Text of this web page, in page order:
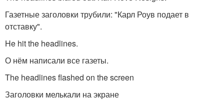
Газетные заголовки трубили: "Карл Роув подает в
отставку".
He hit the headlines.
О нём написали все газеты.
The headlines flashed on the screen
Заголовки мелькали на экране